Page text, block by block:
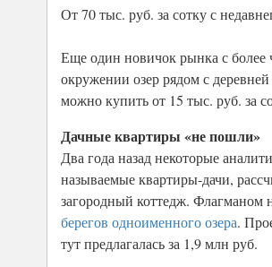
От 70 тыс. руб. за сотку с
Еще один новичок рынка с более
окружении озер рядом с
можно купить от 15 тыс. руб. за
Дачные квартиры «не пошли»
Два года назад некоторые
называемые квартиры-дачи,
загородный коттедж. Флагманом
берегов одноименного озера.
тут предлагалась за 1,9 млн руб.